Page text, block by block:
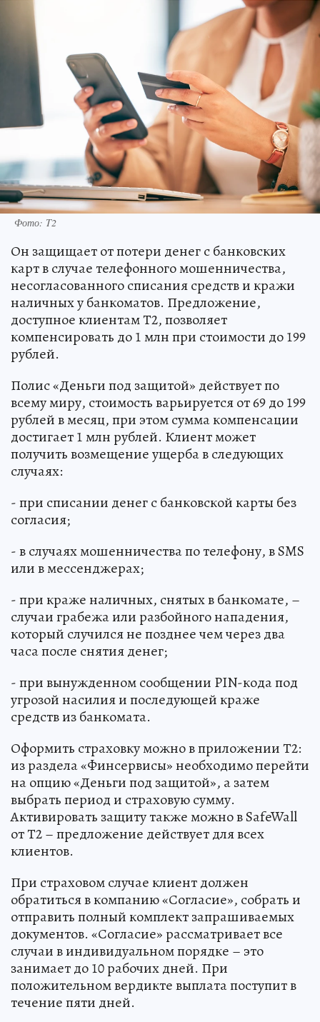
Фото: T2
Он защищает от потери денег с банковских
карт в случае телефонного мошенничества,
несогласованного списания средств и кражи
наличных у банкоматов. Предложение,
доступное клиентам Т2, позволяет
компенсировать до 1 млн при стоимости до 199
рублей.
Полис «Деньги под защитой» действует по
всему миру, стоимость варьируется от 69 до 199
рублей в месяц, при этом сумма компенсации
достигает 1 млн рублей. Клиент может
получить возмещение ущерба в следующих
случаях:
- при списании денег с банковской карты без
согласия;
- в случаях мошенничества по телефону, в SMS
или в мессенджерах;
- при краже наличных, снятых в банкомате, –
случаи грабежа или разбойного нападения,
который случился не позднее чем через два
часа после снятия денег;
- при вынужденном сообщении PIN-кода под
угрозой насилия и последующей краже
средств из банкомата.
Оформить страховку можно в приложении Т2:
из раздела «Финсервисы» необходимо перейти
на опцию «Деньги под защитой», а затем
выбрать период и страховую сумму.
Активировать защиту также можно в SafeWall
от Т2 – предложение действует для всех
клиентов.
При страховом случае клиент должен
обратиться в компанию «Согласие», собрать и
отправить полный комплект запрашиваемых
документов. «Согласие» рассматривает все
случаи в индивидуальном порядке – это
занимает до 10 рабочих дней. При
положительном вердикте выплата поступит в
течение пяти дней.